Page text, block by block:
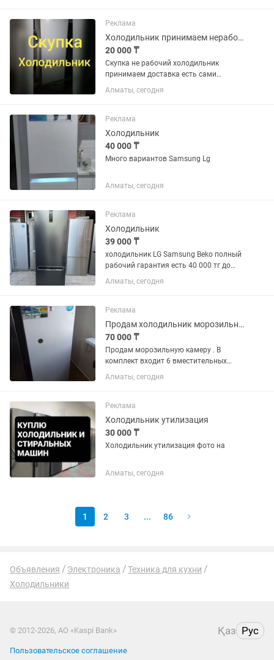
Реклама
Холодильник принимаем нерабочие
20 000 ₸
Скупка не рабочий холодильник
принимаем доставка есть сами
забирём
Алматы, сегодня
Реклама
Холодильник
40 000 ₸
Много вариантов Samsung Lg
Алматы, сегодня
Реклама
Холодильник
39 000 ₸
холодильник LG Samsung Beko полный
рабочий гарантия есть 40 000 тг до
150 000 тг много сразу
Алматы, сегодня
Реклама
Продам холодильник морозильник
70 000 ₸
Продам морозильную камеру . В
комплект входит 6 вместительных
пластиковых контейнеров.
Температура охлаждения и заморозки
Алматы, сегодня
Реклама
Холодильник утилизация
30 000 ₸
Холодильник утилизация фото на
Алматы, сегодня
1 2 3 ... 86
Объявления Электроника
Техника для кухни
Холодильники
© 2012-2026, АО «Kaspi Bank» Қаз Рус
Пользовательское соглашение